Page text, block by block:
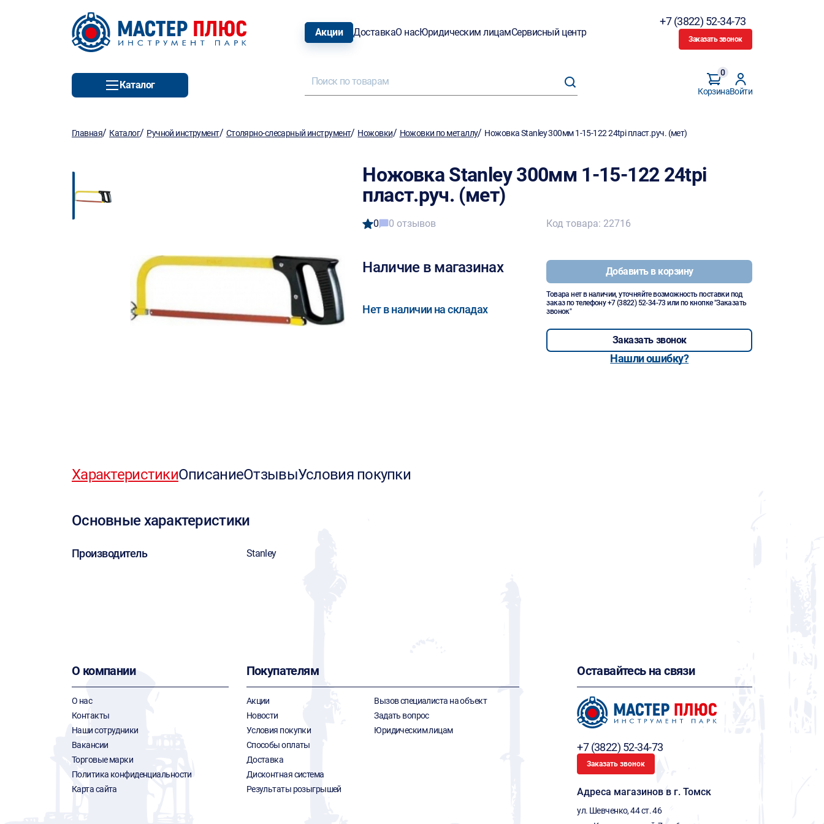
Акции ДоставкаО насЮридическим лицамСервисный центр
+7 (3822) 52-34-73
Заказать звонок
Каталог
Корзина
0
Войти
Главная/ Каталог/ Ручной инструмент/ Столярно-слесарный инструмент/ Ножовки/ Ножовки по металлу/ Ножовка Stanley 300мм 1-15-122 24tpi пласт.руч. (мет)
Ножовка Stanley 300мм 1-15-122 24tpi
пласт.руч. (мет)
0 0 отзывов
Наличие в магазинах
Нет в наличии на складах
Код товара: 22716
Добавить в корзину
Товара нет в наличии, уточняйте возможность поставки под
заказ по телефону+7 (3822) 52-34-73 или по кнопке "Заказать
звонок"
Заказать звонок
Нашли ошибку?
ХарактеристикиОписаниеОтзывыУсловия покупки
Основные характеристики
Производитель Stanley
О компании
О нас
Контакты
Наши сотрудники
Вакансии
Торговые марки
Политика конфиденциальности
Карта сайта
Покупателям
Акции
Новости
Условия покупки
Способы оплаты
Доставка
Дисконтная система
Результаты розыгрышей
Вызов специалиста на объект
Задать вопрос
Юридическим лицам
Оставайтесь на связи
+7 (3822) 52-34-73
Заказать звонок
Адреса магазинов в г. Томск
ул. Шевченко, 44 ст. 46